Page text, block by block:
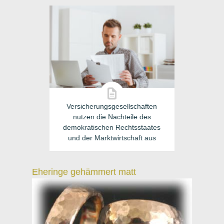
Versicherungsgesellschaften
nutzen die Nachteile des
demokratischen Rechtsstaates
und der Marktwirtschaft aus
Eheringe gehämmert matt